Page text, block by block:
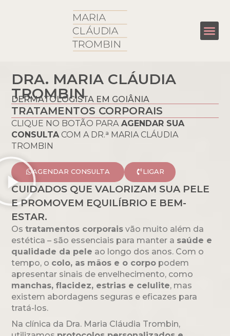
DRA. MARIA CLÁUDIA
TROMBIN
DERMATOLOGISTA EM GOIÂNIA
TRATAMENTOS CORPORAIS
CLIQUE NO BOTÃO PARAAGENDAR SUA
CONSULTACOM A DR.ᵃ MARIA CLÁUDIA
TROMBIN
AGENDAR CONSULTA LIGAR
CUIDADOS QUE VALORIZAM SUA PELE
E PROMOVEM EQUILÍBRIO E BEM-
ESTAR.
Ostratamentos corporais vão muito além da
estética – são essenciais para manter a saúde e
qualidade da pele ao longo dos anos. Com o
tempo, o colo, as mãos e o corpo podem
apresentar sinais de envelhecimento, como
manchas, flacidez, estrias e celulite, mas
existem abordagens seguras e eficazes para
tratá-los.
Na clínica da Dra. Maria Cláudia Trombin,